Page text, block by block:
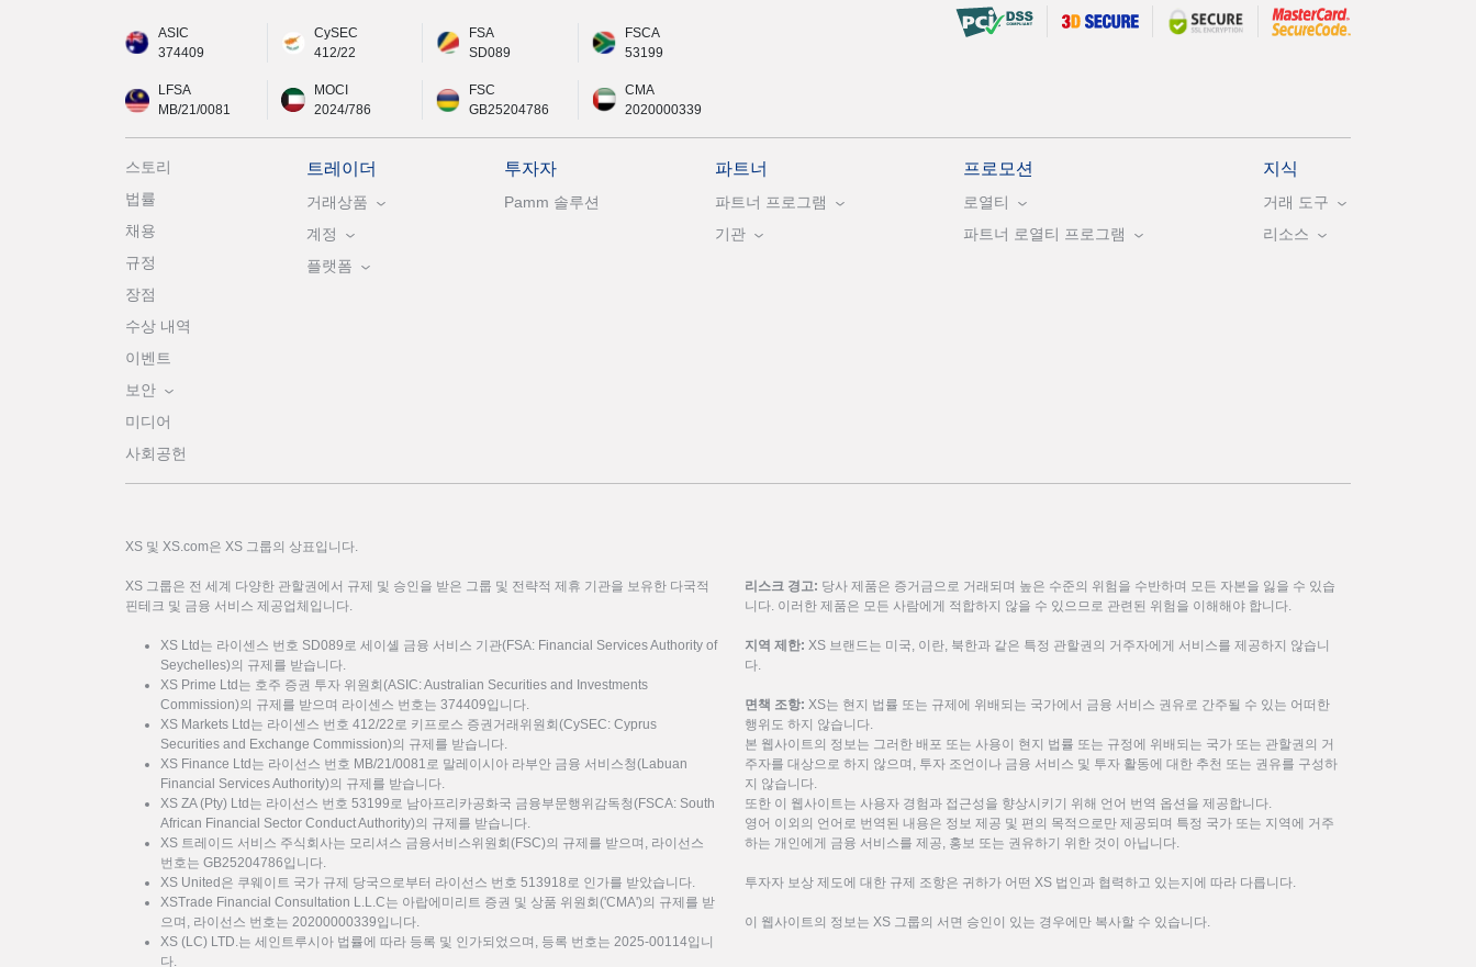
ASIC
374409
CySEC
412/22
FSA
SD089
FSCA
53199
LFSA
MB/21/0081
MOCI
2024/786
FSC
GB25204786
CMA
2020000339
스토리
법률
채용
규정
장점
수상 내역
이벤트
보안
미디어
사회공헌
트레이더
거래상품
계정
플랫폼
투자자
Pamm 솔루션
파트너
파트너 프로그램
기관
프로모션
로열티
파트너 로열티 프로그램
지식
거래 도구
리소스
XS 및 XS.com은 XS 그룹의 상표입니다.
XS 그룹은 전 세계 다양한 관할권에서 규제 및 승인을 받은 그룹 및 전략적 제휴 기관을 보유한 다국적
핀테크 및 금융 서비스 제공업체입니다.
XS Ltd는 라이센스 번호 SD089로 세이셸 금융 서비스 기관(FSA: Financial Services Authority of
Seychelles)의 규제를 받습니다.
XS Prime Ltd는 호주 증권 투자 위원회(ASIC: Australian Securities and Investments
Commission)의 규제를 받으며 라이센스 번호는 374409입니다.
XS Markets Ltd는 라이센스 번호 412/22로 키프로스 증권거래위원회(CySEC: Cyprus
Securities and Exchange Commission)의 규제를 받습니다.
XS Finance Ltd는 라이선스 번호 MB/21/0081로 말레이시아 라부안 금융 서비스청(Labuan
Financial Services Authority)의 규제를 받습니다.
XS ZA (Pty) Ltd는 라이선스 번호 53199로 남아프리카공화국 금융부문행위감독청(FSCA: South
African Financial Sector Conduct Authority)의 규제를 받습니다.
XS 트레이드 서비스 주식회사는 모리셔스 금융서비스위원회(FSC)의 규제를 받으며, 라이선스
번호는 GB25204786입니다.
XS United은 쿠웨이트 국가 규제 당국으로부터 라이선스 번호 513918로 인가를 받았습니다.
XSTrade Financial Consultation L.L.C는 아랍에미리트 증권 및 상품 위원회('CMA')의 규제를 받
으며, 라이선스 번호는 20200000339입니다.
XS (LC) LTD.는 세인트루시아 법률에 따라 등록 및 인가되었으며, 등록 번호는 2025-00114입니
다.
리스크 경고: 당사 제품은 증거금으로 거래되며 높은 수준의 위험을 수반하며 모든 자본을 잃을 수 있습
니다. 이러한 제품은 모든 사람에게 적합하지 않을 수 있으므로 관련된 위험을 이해해야 합니다.
지역 제한: XS 브랜드는 미국, 이란, 북한과 같은 특정 관할권의 거주자에게 서비스를 제공하지 않습니
다.
면책 조항: XS는 현지 법률 또는 규제에 위배되는 국가에서 금융 서비스 권유로 간주될 수 있는 어떠한
행위도 하지 않습니다.
본 웹사이트의 정보는 그러한 배포 또는 사용이 현지 법률 또는 규정에 위배되는 국가 또는 관할권의 거
주자를 대상으로 하지 않으며, 투자 조언이나 금융 서비스 및 투자 활동에 대한 추천 또는 권유를 구성하
지 않습니다.
또한 이 웹사이트는 사용자 경험과 접근성을 향상시키기 위해 언어 번역 옵션을 제공합니다.
영어 이외의 언어로 번역된 내용은 정보 제공 및 편의 목적으로만 제공되며 특정 국가 또는 지역에 거주
하는 개인에게 금융 서비스를 제공, 홍보 또는 권유하기 위한 것이 아닙니다.
투자자 보상 제도에 대한 규제 조항은 귀하가 어떤 XS 법인과 협력하고 있는지에 따라 다릅니다.
이 웹사이트의 정보는 XS 그룹의 서면 승인이 있는 경우에만 복사할 수 있습니다.